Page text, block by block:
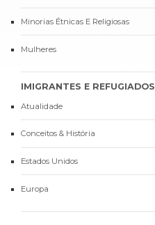
Minorias Étnicas E Religiosas
Mulheres
IMIGRANTES E REFUGIADOS
Atualidade
Conceitos & História
Estados Unidos
Europa